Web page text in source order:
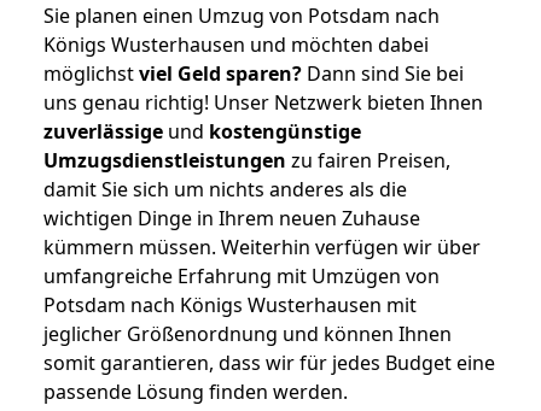
Sie planen einen Umzug von Potsdam nach
Königs Wusterhausen und möchten dabei
möglichstviel Geld sparen? Dann sind Sie bei
uns genau richtig! Unser Netzwerk bieten Ihnen
zuverlässige und kostengünstige
Umzugsdienstleistungen zu fairen Preisen,
damit Sie sich um nichts anderes als die
wichtigen Dinge in Ihrem neuen Zuhause
kümmern müssen. Weiterhin verfügen wir über
umfangreiche Erfahrung mit Umzügen von
Potsdam nach Königs Wusterhausen mit
jeglicher Größenordnung und können Ihnen
somit garantieren, dass wir für jedes Budget eine
passende Lösung finden werden.